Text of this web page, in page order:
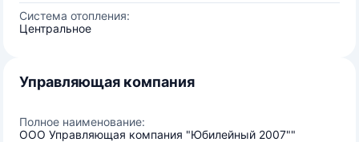
Система отопления:
Центральное
Управляющая компания
Полное наименование:
ООО Управляющая компания "Юбилейный 2007""